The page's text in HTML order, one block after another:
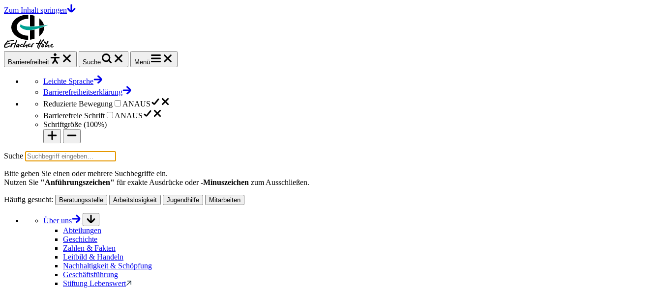
Zum Inhalt springen
Barrierefrei heit Suche Menü
Leichte Sprache
Barrierefreiheitserklärung
Reduzierte Bewegung
ANAUS
Barrierefreie Schrift
ANAUS
Schriftgröße (100%)
Suche
Bitte geben Sie einen oder mehrere Suchbegriffe ein.
Nutzen Sie "Anführungszeichen" für exakte Ausdrücke oder-Minuszeichen zum Ausschließen.
Häufig gesucht: Beratungsstelle Arbeitslosigkeit Jugendhilfe Mitarbeiten
Über uns
Abteilungen
Geschichte
Zahlen & Fakten
Leitbild & Handeln
Nachhaltigkeit & Schöpfung
Geschäftsführung
Stiftung Lebenswert